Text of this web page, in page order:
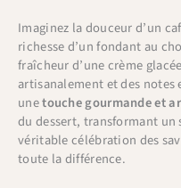
Imaginez la douceur d’un
richesse d’un fondant au
fraîcheur d’une crème
artisanalement et des
unetouche gourmande et
du dessert, transformant
véritable célébration des
toute la différence.